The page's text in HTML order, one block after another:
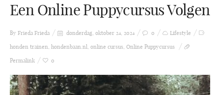
Een Online Puppycursus Volgen
By Frieda Frieda donderdag, oktober 24, 2024 0
Lifestyle
honden trainen, hondenbaan.nl, online cursus, Online Puppycursus
Permalink
0